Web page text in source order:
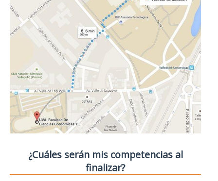
¿Cuáles serán mis competencias al
finalizar?